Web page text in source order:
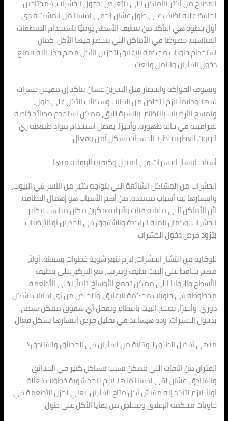
المطبخ من أكتر الأماكن اللي بتتعرض لدخول الحشرات، فمحتاجين
نحافظ عليه نظيف على طول عشان نحمي نفسنا من المشكلة دي.
أول خطوة هي التأكد من تنظيف الأسطح يوميًا باستخدام المنظفات
المناسبة، خصوصًا في الأماكن اللي بنحضر فيها الأكل. كمان
استخدام حاويات محكمة الإغلاق لتخزين الأكل مهم جدًا، لأنه بيمنع
دخول الفئران والنمل والعث.
ونشوف الفواكه والخضار قبل التخزين عشان نتاكد إن مفيش حشرات
فيها. ودايماً لازم نتخلص من الفتات وسكائب الأكل على طول،
ونمسح الأرضيات بانتظام. بالنسبة للبق، ممكن نستخدم مصائد خاصة
لمراقبته في حالة ظهوره. وأخيرًا، يفضل استخدام مواد طبيعية زي
الزيوت العطرية لطرد الحشرات بشكل آمن وفعال.
أسباب انتشار الحشرات في المنزل وكيفية الوقاية منها
الحشرات من المشاكل الشائعة اللي بتواجه كتير من الأسر في البيوت،
وانتشارها ليه أسباب متعددة. من أهم الأسباب هو إهمال النظافة،
لأن الأماكن اللي مليانة فتات وأترابة بيكون مكان مناسب لتكاثر
الحشرات. وكمان المية الراكدة والشقوق في الجدران أو الأرضيات
بتزود فرص دخول الحشرات.
للوقاية من انتشار الحشرات، لازم نتبع شوية خطوات بسيطة. أولاً،
مهم نحافظ على البيت نظيف ومرتب، مع التركيز على تنظيف
الأسطح والزوايا اللي ممكن تجمع الأوساخ. ثانياً، نخلي الأطعمة
محطوطة في حاويات محكمة الإغلاق، ونتخلص من أي نفايات بشكل
دوري. وأخيرًا، نصحح البيت بانتظام ونقفل أي شقوق ممكن تسمح
بدخول الحشرات، وده هيساعد في تقليل فرص انتشارها بشكل فعال.
ما هي أفضل الطرق للوقاية من الفئران في الحدائق والفنادق؟
الفئران من الآفات اللي ممكن تسبب مشاكل كتير في الحدائق
والفنادق. عشان نقي نفسنا منها، لازم نتخذ شوية خطوات فعالة.
أولاً، لازم نتأكد إنه مفيش أكل متاح للفئران، يعني نخزن الأطعمة في
حاويات محكمة الإغلاق ونتخلص من بقايا الأكل على طول.